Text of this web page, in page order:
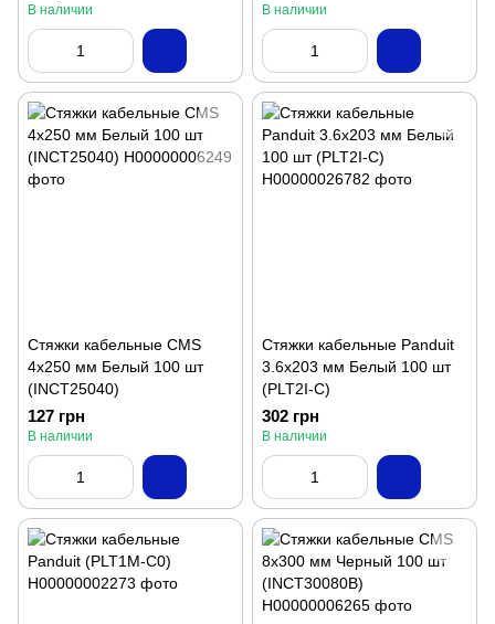
В наличии В наличии
Стяжки кабельные CMS
4x250 мм Белый 100 шт
(INCT25040)
127 грн
В наличии
Стяжки кабельные Panduit
3.6x203 мм Белый 100 шт
(PLT2I-C)
302 грн
В наличии